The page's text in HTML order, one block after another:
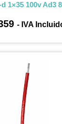
1×35 100v Ad3
- IVA